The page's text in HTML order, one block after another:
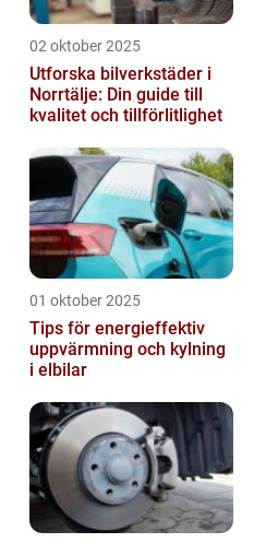
02 oktober 2025
Utforska bilverkstäder i
Norrtälje: Din guide till
kvalitet och tillförlitlighet
01 oktober 2025
Tips för energieffektiv
uppvärmning och kylning
i elbilar